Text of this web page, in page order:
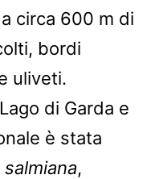
circa 600 m di
bordi
uliveti.
di Garda e
è stata
,